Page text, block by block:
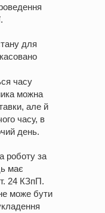
для
часу
можна
але й
часу, в
день.
роботу за
має
24 КЗпП.
може бути